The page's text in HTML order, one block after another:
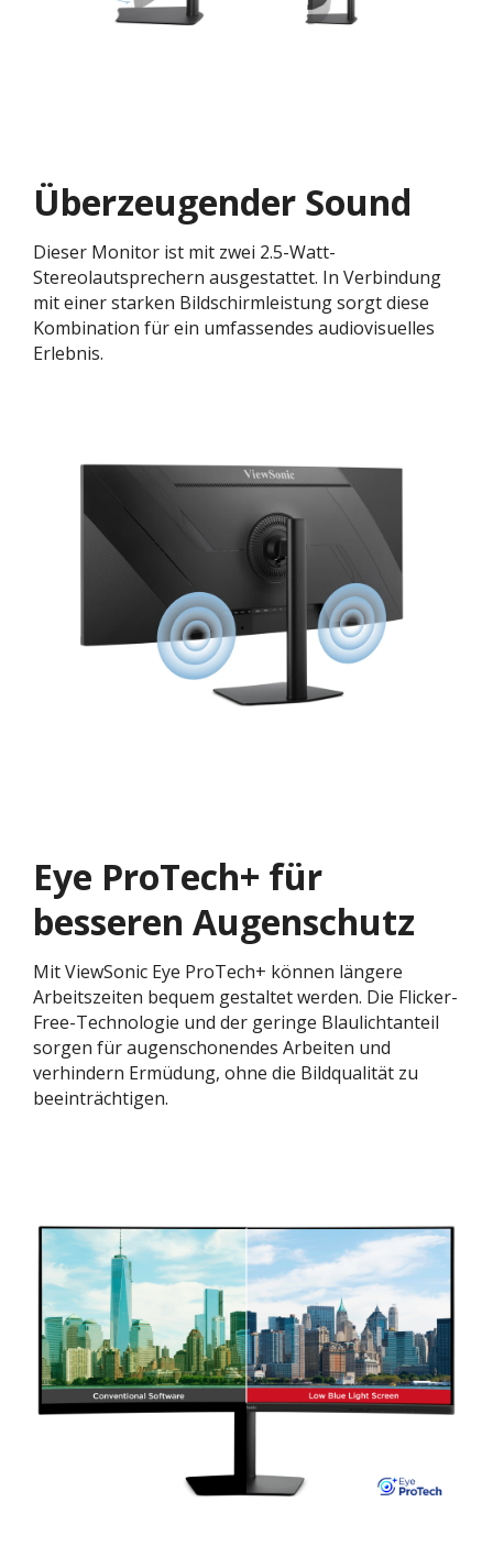
Überzeugender Sound
Dieser Monitor ist mit zwei 2.5-Watt-
Stereolautsprechern ausgestattet. In Verbindung
mit einer starken Bildschirmleistung sorgt diese
Kombination für ein umfassendes audiovisuelles
Erlebnis.
Eye ProTech+ für
besseren Augenschutz
Mit ViewSonic Eye ProTech+ können längere
Arbeitszeiten bequem gestaltet werden. Die Flicker-
Free-Technologie und der geringe Blaulichtanteil
sorgen für augenschonendes Arbeiten und
verhindern Ermüdung, ohne die Bildqualität zu
beeinträchtigen.